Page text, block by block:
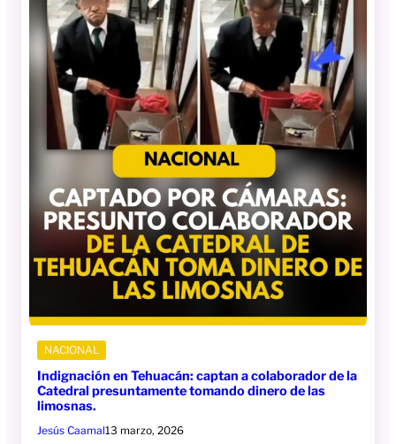
NACIONAL
Indignación en Tehuacán: captan a colaborador de la
Catedral presuntamente tomando dinero de las
limosnas.
Jesús Caamal13 marzo, 2026